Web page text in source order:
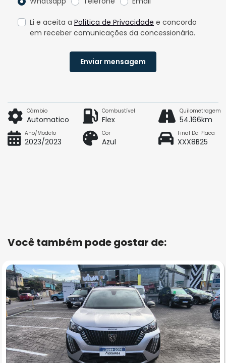
Li e aceita a Política de Privacidade e concordo
em receber comunicações da concessionária.
Enviar mensagem
Câmbio
Automatico
Combustível
Flex
Quilometragem
54.166km
Ano/Modelo
2023/2023
Cor
Azul
Final Da Placa
XXX8B25
Você também pode gostar de: